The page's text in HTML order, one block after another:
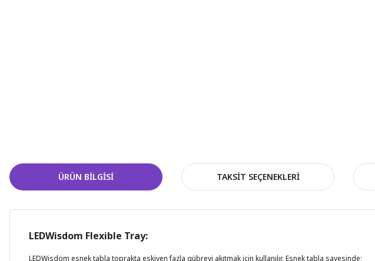
ÜRÜN BILGISI TAKSIT SEÇENEKLERI
LEDWisdom Flexible Tray:
LEDWisdom esnek tabla toprakta eskiyen fazla gübreyi akıtmak için kullanılır. Esnek tabla sayesinde;